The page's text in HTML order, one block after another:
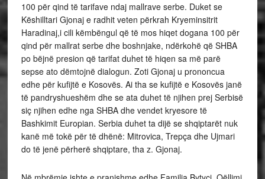
100 për qind të tarifave ndaj mallrave serbe. Duket se
Këshilltari Gjonaj e radhit veten përkrah Kryeminsitrit
Haradinaj,i cili këmbëngul që të mos hiqet dogana 100 për
qind për mallrat serbe dhe boshnjake, ndërkohë që SHBA
po bëjnë presion që tarifat duhet të hiqen sa më parë
sepse ato dëmtojnë dialogun. Zoti Gjonaj u prononcua
edhe për kufijtë e Kosovës. Ai tha se kufijtë e Kosovës janë
të pandryshueshëm dhe se ata duhet të njihen prej Serbisë
siç njihen edhe nga SHBA dhe vendet kryesore të
Bashkimit Europian. Serbia duhet ta dijë se shqiptarët nuk
kanë më tokë për të dhënë: Mitrovica, Trepça dhe Ujmari
do të jenë përherë shqiptare, tha z. Gjonaj.